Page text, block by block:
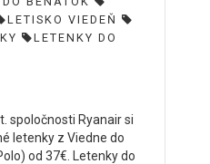
LETISKO VIEDEŇ
LETENKY DO
spoločnosti Ryanair si
letenky z Viedne do
od 37€. Letenky do